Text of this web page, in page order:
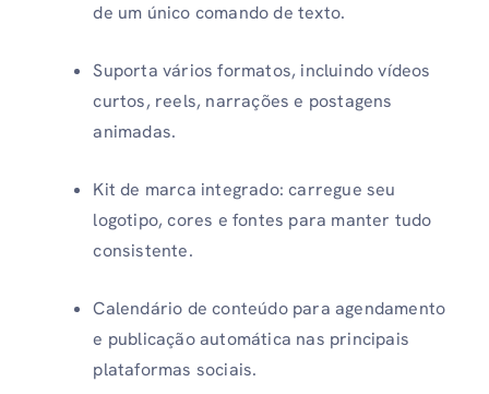
de um único comando de texto.
Suporta vários formatos, incluindo vídeos
curtos, reels, narrações e postagens
animadas.
Kit de marca integrado: carregue seu
logotipo, cores e fontes para manter tudo
consistente.
Calendário de conteúdo para agendamento
e publicação automática nas principais
plataformas sociais.